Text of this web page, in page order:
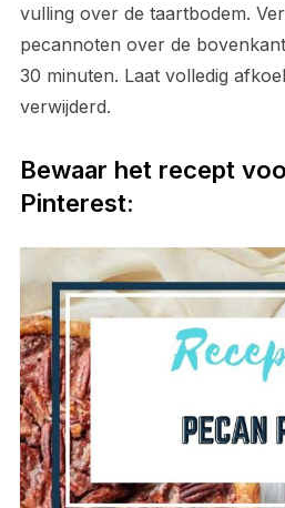
vulling over de taartbodem.
pecannoten over de
30 minuten. Laat volledig
verwijderd.
Bewaar het recept
Pinterest: